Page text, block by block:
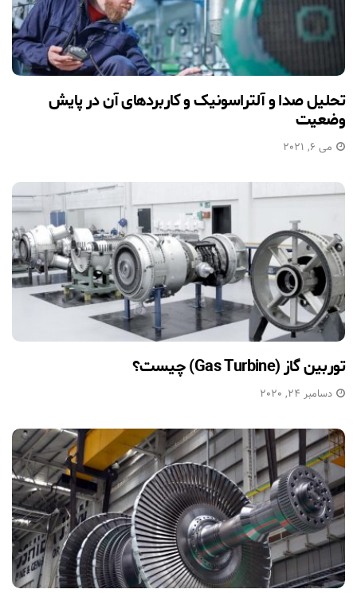
تحلیل صدا و آلتراسونیک و کاربردهای آن در پایش
وضعیت
می 6, 2021
توربین گاز (Gas Turbine) چیست؟
دسامبر 24, 2020